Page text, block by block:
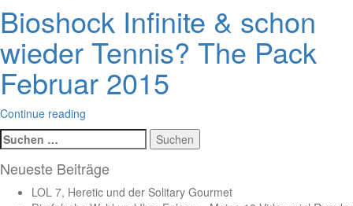
Bioshock Infinite & schon
wieder Tennis? The Pack
Februar 2015
Continue reading
Suchen
nach:
Neueste Beiträge
LOL 7, Heretic und der Solitary Gourmet